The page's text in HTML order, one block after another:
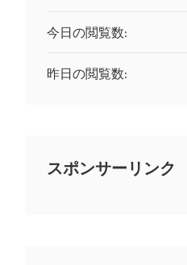
今日の閲覧数:
昨日の閲覧数:
スポンサーリンク